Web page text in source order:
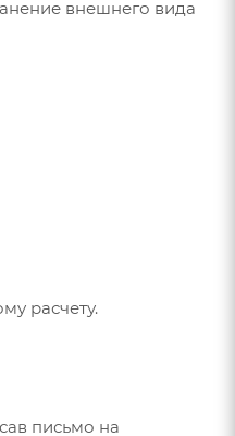
внешнего вида
расчету.
письмо на